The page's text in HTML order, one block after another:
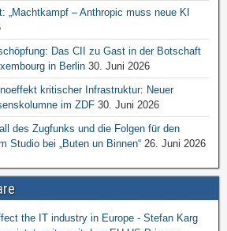
„Machtkampf – Anthropic muss neue KI
Das CII zu Gast in der Botschaft
in Berlin 30. Juni 2026
kritischer Infrastruktur: Neuer
im ZDF 30. Juni 2026
des Zugfunks und die Folgen für den
Studio bei „Buten un Binnen“ 26. Juni 2026
the IT industry in Europe - Stefan Karg